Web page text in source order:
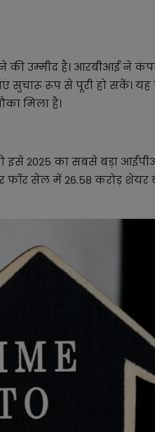
उम्मीद है। आरबीआई ने
सुचारू रूप से पूरी हो सकें।
मिला है।
इसे 2025 का सबसे बड़ा
फॉर सेल में 26.58 करोड़